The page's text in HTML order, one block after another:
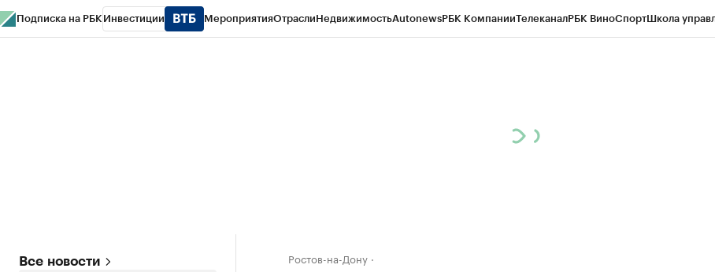
Подписка на РБК Инвестиции МероприятияОтраслиНедвижимостьAutonewsРБК КомпанииТелеканалРБК ВиноСпортШкола
Все новости Ростов-на-Дону